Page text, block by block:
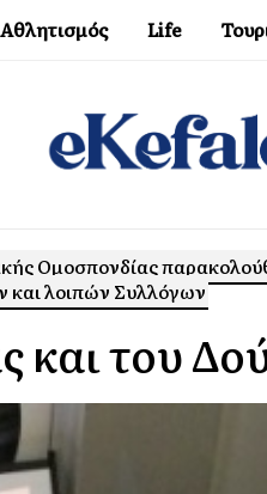
Αθλητισμός Life
Ομοσπονδίας
και λοιπών Συλλόγων
και του